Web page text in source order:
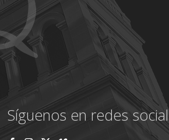
Síguenos en redes